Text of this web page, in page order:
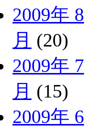
2009年 8
月 (20)
2009年 7
月 (15)
2009年 6